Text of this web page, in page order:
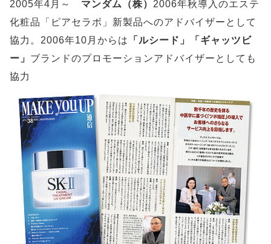
2005年4月～ マンダム（株） 2006年秋導入のエステ
化粧品「ピアセラボ」新製品へのアドバイザーとして
協力。2006年10月からは
「ルシード」「ギャッツビ
ー」 ブランドのプロモーションアドバイザーとしても
協力